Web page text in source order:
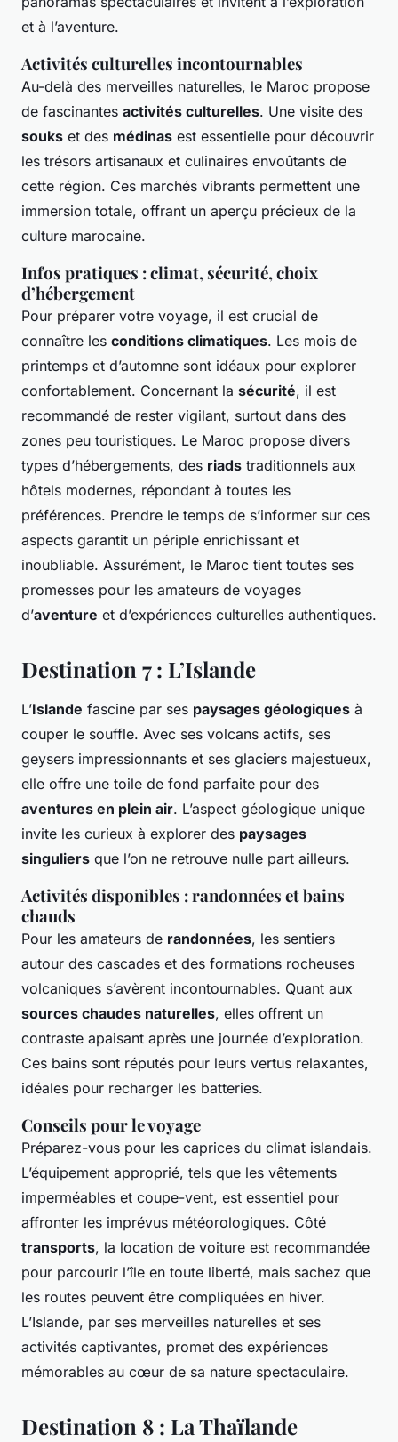
et à l’aventure.
Activités culturelles incontournables
Au-delà des merveilles naturelles, le Maroc propose
de fascinantes activités culturelles. Une visite des
souks et des médinas est essentielle pour découvrir
les trésors artisanaux et culinaires envoûtants de
cette région. Ces marchés vibrants permettent une
immersion totale, offrant un aperçu précieux de la
culture marocaine.
Infos pratiques : climat, sécurité, choix
d’hébergement
Pour préparer votre voyage, il est crucial de
connaître les conditions climatiques. Les mois de
printemps et d’automne sont idéaux pour explorer
confortablement. Concernant la sécurité, il est
recommandé de rester vigilant, surtout dans des
zones peu touristiques. Le Maroc propose divers
types d’hébergements, des riads traditionnels aux
hôtels modernes, répondant à toutes les
préférences. Prendre le temps de s’informer sur ces
aspects garantit un périple enrichissant et
inoubliable. Assurément, le Maroc tient toutes ses
promesses pour les amateurs de voyages
d’aventure et d’expériences culturelles authentiques.
Destination 7 : L’Islande
L’Islande fascine par ses paysages géologiques à
couper le souffle. Avec ses volcans actifs, ses
geysers impressionnants et ses glaciers majestueux,
elle offre une toile de fond parfaite pour des
aventures en plein air. L’aspect géologique unique
invite les curieux à explorer des paysages
singuliers que l’on ne retrouve nulle part ailleurs.
Activités disponibles : randonnées et bains
chauds
Pour les amateurs de randonnées, les sentiers
autour des cascades et des formations rocheuses
volcaniques s’avèrent incontournables. Quant aux
sources chaudes naturelles, elles offrent un
contraste apaisant après une journée d’exploration.
Ces bains sont réputés pour leurs vertus relaxantes,
idéales pour recharger les batteries.
Conseils pour le voyage
Préparez-vous pour les caprices du climat islandais.
L’équipement approprié, tels que les vêtements
imperméables et coupe-vent, est essentiel pour
affronter les imprévus météorologiques. Côté
transports, la location de voiture est recommandée
pour parcourir l’île en toute liberté, mais sachez que
les routes peuvent être compliquées en hiver.
L’Islande, par ses merveilles naturelles et ses
activités captivantes, promet des expériences
mémorables au cœur de sa nature spectaculaire.
Destination 8 : La Thaïlande